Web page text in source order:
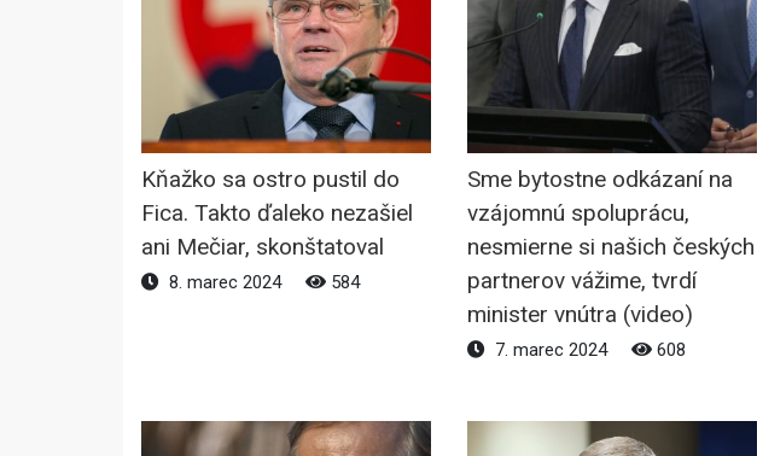
Kňažko sa ostro pustil do
Fica. Takto ďaleko nezašiel
ani Mečiar, skonštatoval
8. marec 2024 584
Sme bytostne odkázaní na
vzájomnú spoluprácu,
nesmierne si našich českých
partnerov vážime, tvrdí
minister vnútra (video)
7. marec 2024 608